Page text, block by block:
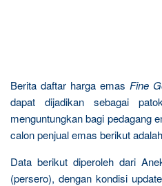
Berita daftar harga emas Fine
dapat dijadikan sebagai
menguntungkan bagi pedagang
calon penjual emas berikut
Data berikut diperoleh dari
(persero), dengan kondisi